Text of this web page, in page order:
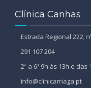
Clínica Canhas
Estrada Regional 222,
291 107 204
2ª a 6ª 9h às 13h e
info@clinicarriaga.pt